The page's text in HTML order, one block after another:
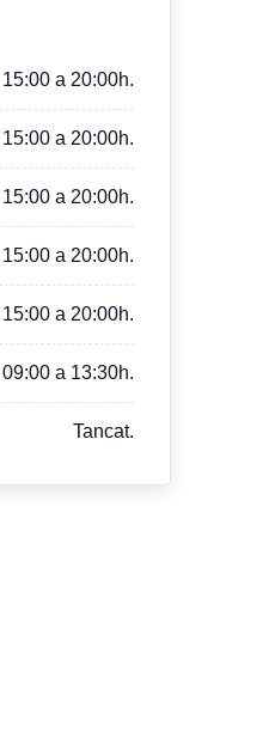
a 20:00h.
a 20:00h.
a 20:00h.
a 20:00h.
a 20:00h.
09:00 a 13:30h.
Tancat.